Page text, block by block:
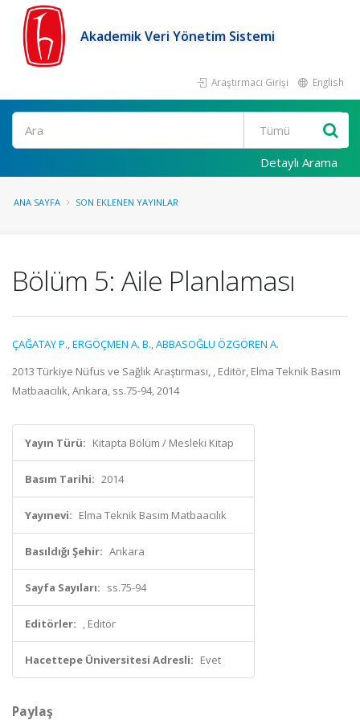
Akademik Veri Yönetim Sistemi
Araştırmacı Girişi English
Ara
Detaylı Arama
ANA SAYFA SON EKLENEN YAYINLAR
Bölüm 5: Aile Planlaması
ÇAĞATAY P.,ERGÖÇMEN A. B.,ABBASOĞLU ÖZGÖREN A.
2013 Türkiye Nüfus ve Sağlık Araştırması, , Editör, Elma Teknik Basım
Matbaacılık, Ankara, ss.75-94, 2014
Yayın Türü: Kitapta Bölüm / Mesleki Kitap
Basım Tarihi: 2014
Yayınevi: Elma Teknik Basım Matbaacılık
Basıldığı Şehir: Ankara
Sayfa Sayıları: ss.75-94
Editörler: , Editör
Hacettepe Üniversitesi Adresli: Evet
Paylaş